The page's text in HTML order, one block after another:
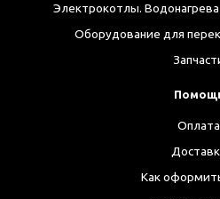
Электрокотлы.
Оборудование для
Оплата
Как